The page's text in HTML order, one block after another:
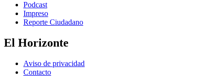
Podcast
Impreso
Reporte Ciudadano
El Horizonte
Aviso de privacidad
Contacto